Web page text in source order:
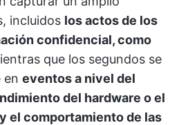
incluidos los actos de los
confidencial, como
que los segundos se
en eventos a nivel del
del hardware o el
el comportamiento de las